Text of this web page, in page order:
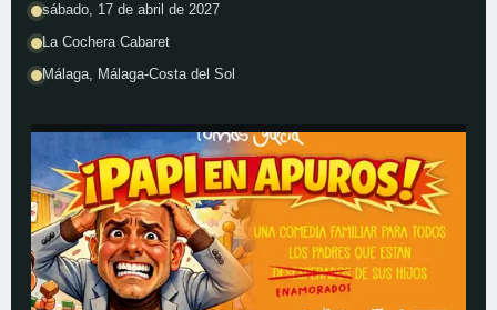
sábado, 17 de abril de 2027
La Cochera Cabaret
Málaga, Málaga-Costa del Sol